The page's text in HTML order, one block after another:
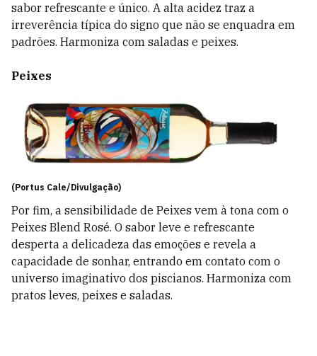
sabor refrescante e único. A alta acidez traz a
irreverência típica do signo que não se enquadra em
padrões. Harmoniza com saladas e peixes.
Peixes
(Portus Cale/Divulgação)
Por fim, a sensibilidade de Peixes vem à tona com o
Peixes Blend Rosé. O sabor leve e refrescante
desperta a delicadeza das emoções e revela a
capacidade de sonhar, entrando em contato com o
universo imaginativo dos piscianos. Harmoniza com
pratos leves, peixes e saladas.